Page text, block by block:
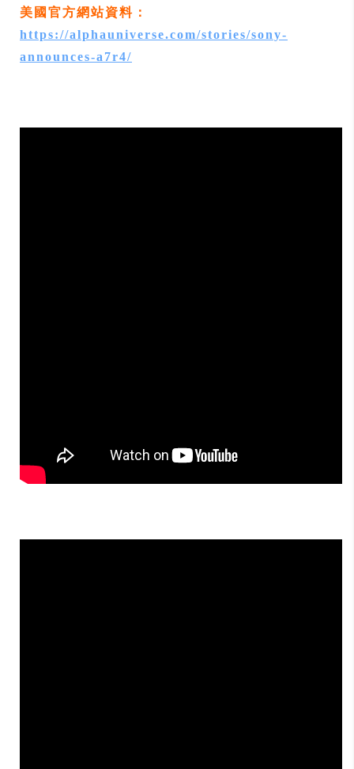
美國官方網站資料：
https://alphauniverse.com/stories/sony-
announces-a7r4/